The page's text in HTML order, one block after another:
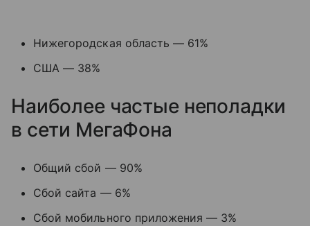
Нижегородская область — 61%
США — 38%
Наиболее частые неполадки
в сети МегаФона
Общий сбой — 90%
Сбой сайта — 6%
Сбой мобильного приложения — 3%